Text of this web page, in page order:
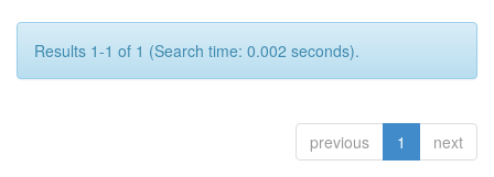
Results 1-1 of 1 (Search time: 0.002 seconds).
previous 1 next